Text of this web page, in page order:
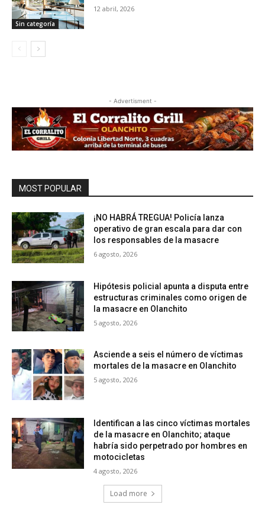
Sin categoría
12 abril, 2026
- Advertisment -
MOST POPULAR
¡NO HABRÁ TREGUA! Policía lanza
operativo de gran escala para dar con
los responsables de la masacre
6 agosto, 2026
Hipótesis policial apunta a disputa entre
estructuras criminales como origen de
la masacre en Olanchito
5 agosto, 2026
Asciende a seis el número de víctimas
mortales de la masacre en Olanchito
5 agosto, 2026
Identifican a las cinco víctimas mortales
de la masacre en Olanchito; ataque
habría sido perpetrado por hombres en
motocicletas
4 agosto, 2026
Load more